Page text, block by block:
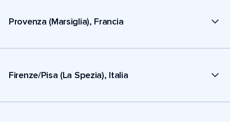
Provenza (Marsiglia), Francia
Firenze/Pisa (La Spezia), Italia